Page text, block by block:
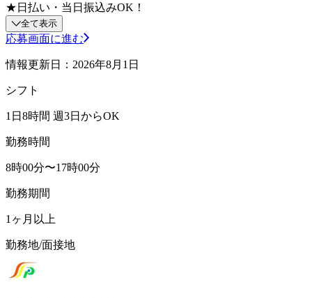
★日払い・当日振込みOK！
全て表示
応募画面に進む
情報更新日：2026年8月1日
シフト
1日8時間 週3日からOK
勤務時間
8時00分〜17時00分
勤務期間
1ヶ月以上
勤務地/面接地